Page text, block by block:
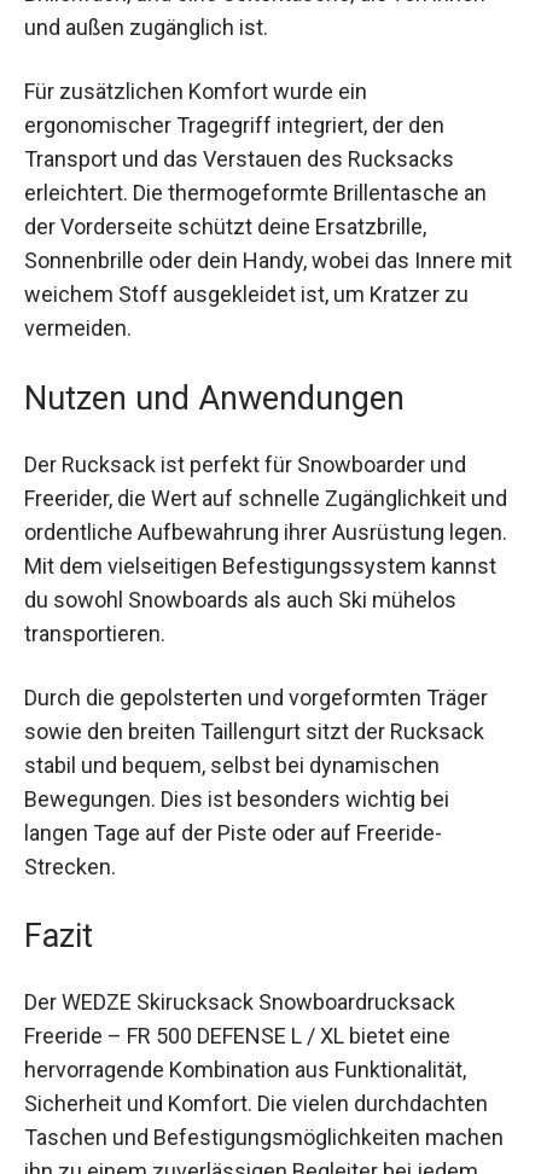
Rückseite. Zudem gibt es eine Filztasche für die
Skibrille, eine Netztasche im Brillenfach, und eine
Seitentasche, die von innen und außen
zugänglich ist.
Für zusätzlichen Komfort wurde ein
ergonomischer Tragegriff integriert, der den
Transport und das Verstauen des Rucksacks
erleichtert. Die thermogeformte Brillentasche an
der Vorderseite schützt deine Ersatzbrille,
Sonnenbrille oder dein Handy, wobei das Innere
mit weichem Stoff ausgekleidet ist, um Kratzer
zu vermeiden.
Nutzen und Anwendungen
Der Rucksack ist perfekt für Snowboarder und
Freerider, die Wert auf schnelle Zugänglichkeit
und ordentliche Aufbewahrung ihrer Ausrüstung
legen. Mit dem vielseitigen Befestigungssystem
kannst du sowohl Snowboards als auch Ski
mühelos transportieren.
Durch die gepolsterten und vorgeformten Träger
sowie den breiten Taillengurt sitzt der Rucksack
stabil und bequem, selbst bei dynamischen
Bewegungen. Dies ist besonders wichtig bei
Strecken.
Fazit
Der WEDZE Skirucksack Snowboardrucksack
Freeride – FR 500 DEFENSE L / XL bietet eine
hervorragende Kombination aus Funktionalität,